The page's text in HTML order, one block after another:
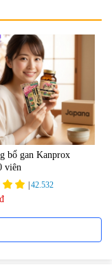
bổ gan Kanprox
viên
42.532